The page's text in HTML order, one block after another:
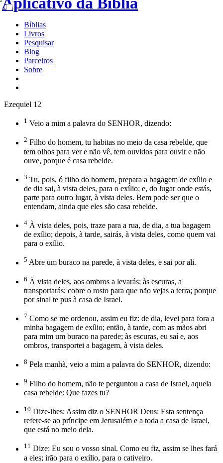
Bíblias
Livros
Pesquisar
Blog
Parceiros
Sobre
Ezequiel 12
1 Veio a mim a palavra do SENHOR, dizendo:
2 Filho do homem, tu habitas no meio da casa rebelde, que
tem olhos para ver e não vê, tem ouvidos para ouvir e não
ouve, porque é casa rebelde.
3 Tu, pois, ó filho do homem, prepara a bagagem de exílio e
de dia sai, à vista deles, para o exílio; e, do lugar onde estás,
parte para outro lugar, à vista deles. Bem pode ser que o
entendam, ainda que eles são casa rebelde.
4 À vista deles, pois, traze para a rua, de dia, a tua bagagem
de exílio; depois, à tarde, sairás, à vista deles, como quem vai
para o exílio.
5 Abre um buraco na parede, à vista deles, e sai por ali.
6 À vista deles, aos ombros a levarás; às escuras, a
transportarás; cobre o rosto para que não vejas a terra; porque
por sinal te pus à casa de Israel.
7 Como se me ordenou, assim eu fiz: de dia, levei para fora a
minha bagagem de exílio; então, à tarde, com as mãos abri
para mim um buraco na parede; às escuras, eu saí e, aos
ombros, transportei a bagagem, à vista deles.
8 Pela manhã, veio a mim a palavra do SENHOR, dizendo:
9 Filho do homem, não te perguntou a casa de Israel, aquela
casa rebelde: Que fazes tu?
10 Dize-lhes: Assim diz o SENHOR Deus: Esta sentença
refere-se ao príncipe em Jerusalém e a toda a casa de Israel,
que está no meio dela.
11 Dize: Eu sou o vosso sinal. Como eu fiz, assim se lhes fará
a eles; irão para o exílio, para o cativeiro.